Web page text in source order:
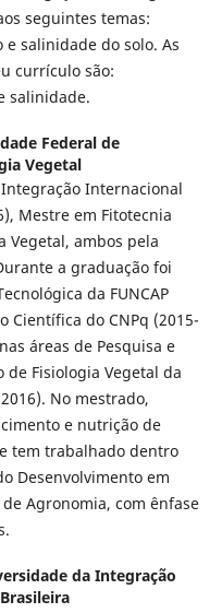
seguintes temas:
salinidade do solo. As
currículo são:
salinidade.
Federal de
Vegetal
Internacional
Mestre em Fitotecnia
Vegetal, ambos pela
a graduação foi
da FUNCAP
Científica do CNPq (2015-
áreas de Pesquisa e
de Fisiologia Vegetal da
No mestrado,
e nutrição de
tem trabalhado dentro
Desenvolvimento em
Agronomia, com ênfase
da Integração